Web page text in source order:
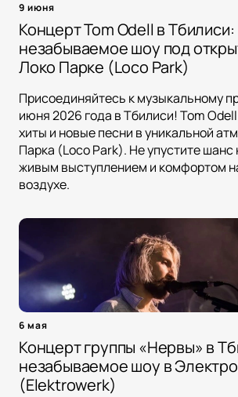
9 июня
Концерт Tom Odell в Тбилиси:
незабываемое шоу под
Локо Парке (Loco Park)
Присоединяйтесь к музыкальному
июня 2026 года в Тбилиси! Tom
хиты и новые песни в уникальной
Парка (Loco Park). Не упустите шанс
живым выступлением и комфортом
воздухе.
6 мая
Концерт группы «Нервы» в
незабываемое шоу в
(Elektrowerk)